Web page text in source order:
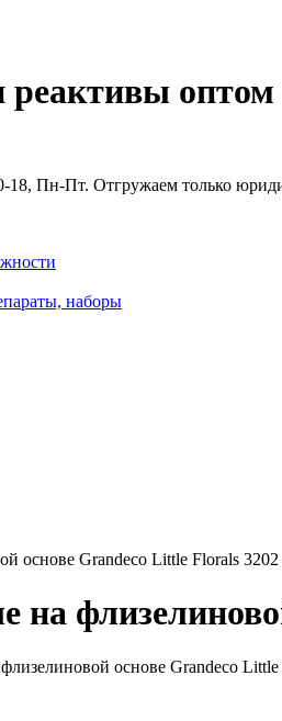
реактивы оптом
18, Пн-Пт. Отгружаем только
наборы
основе Grandeco Little Florals
на